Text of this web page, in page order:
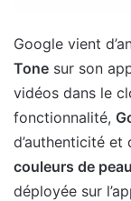
Google vient
Tone sur son
vidéos dans le
fonctionnalité,
d’authenticité et
couleurs de peau
déployée sur